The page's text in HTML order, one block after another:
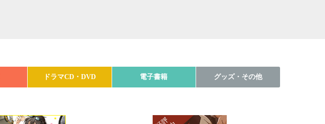
ドラマCD・DVD 電子書籍 グッズ・その他